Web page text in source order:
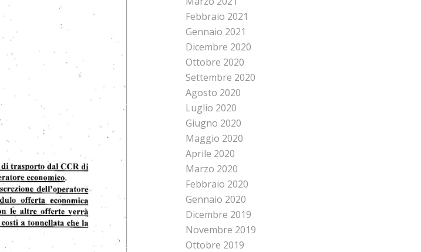
Febbraio 2021
Gennaio 2021
Dicembre 2020
Ottobre 2020
Settembre 2020
Agosto 2020
Luglio 2020
Giugno 2020
Maggio 2020
Aprile 2020
Marzo 2020
Febbraio 2020
Gennaio 2020
Dicembre 2019
Novembre 2019
Ottobre 2019